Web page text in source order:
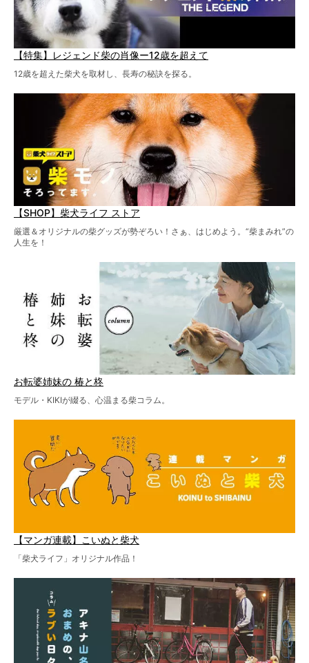
【特集】レジェンド柴の肖像ー12歳を超えて
12歳を超えた柴犬を取材し、長寿の秘訣を探る。
【SHOP】柴犬ライフ ストア
厳選＆オリジナルの柴グッズが勢ぞろい！さぁ、はじめよう。“柴まみれ”の
人生を！
お転婆姉妹の 椿と柊
モデル・KIKIが綴る、心温まる柴コラム。
【マンガ連載】こいぬと柴犬
「柴犬ライフ」オリジナル作品！